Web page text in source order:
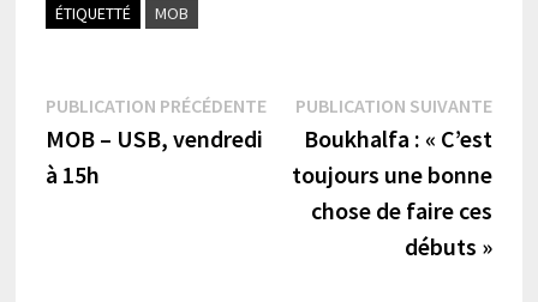
ÉTIQUETTÉ MOB
Navigation
de
PUBLICATION PRÉCÉDENTEPublication
précédente :
MOB – USB, vendredi
à 15h
PUBLICATION SUIVANTE
Boukhalfa : « C’est
toujours une bonne
chose de faire ces
débuts »